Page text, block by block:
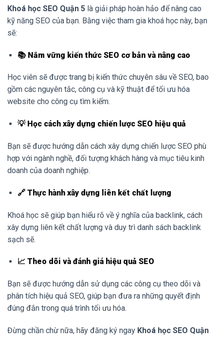
Khoá học SEO Quận 5 là giải pháp hoàn hảo để nâng cao
kỹ năng SEO của bạn. Bằng việc tham gia khoá học này, bạn
sẽ:
📚 Nắm vững kiến thức SEO cơ bản và nâng cao
Học viên sẽ được trang bị kiến thức chuyên sâu về SEO, bao
gồm các nguyên tắc, công cụ và kỹ thuật để tối ưu hóa
website cho công cụ tìm kiếm.
💡 Học cách xây dựng chiến lược SEO hiệu quả
Bạn sẽ được hướng dẫn cách xây dựng chiến lược SEO phù
hợp với ngành nghề, đối tượng khách hàng và mục tiêu kinh
doanh của doanh nghiệp.
🔗 Thực hành xây dựng liên kết chất lượng
Khoá học sẽ giúp bạn hiểu rõ về ý nghĩa của backlink, cách
xây dựng liên kết chất lượng và duy trì danh sách backlink
sạch sẽ.
📈 Theo dõi và đánh giá hiệu quả SEO
Bạn sẽ được hướng dẫn sử dụng các công cụ theo dõi và
phân tích hiệu quả SEO, giúp bạn đưa ra những quyết định
đúng đắn trong quá trình tối ưu hóa.
Đừng chần chừ nữa, hãy đăng ký ngay Khoá học SEO Quận